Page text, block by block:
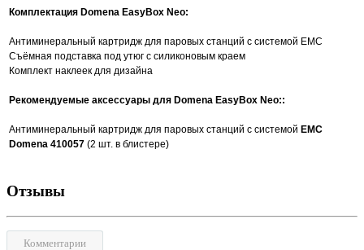
Комплектация Domena EasyBox Neo:
Антиминеральный картридж для паровых станций с системой EMC
Съёмная подставка под утюг с силиконовым краем
Комплект наклеек для дизайна
Рекомендуемые аксессуары для Domena EasyBox Neo::
Антиминеральный картридж для паровых станций с системой ЕМС
Domena 410057 (2 шт. в блистере)
Отзывы
Комментарии